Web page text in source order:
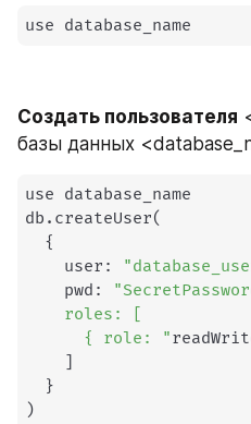
use database_name
Создать пользователя
базы данных
use database_name
db.createUser(
{
    user:
    pwd:
    roles: [
      { role: "
]
}
)